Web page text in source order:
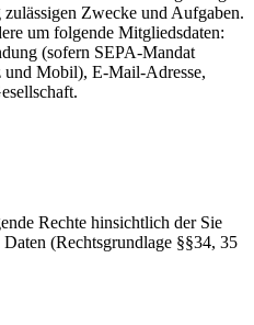
Zwecke und Aufgaben.
um folgende Mitgliedsdaten:
(sofern SEPA-Mandat
und Mobil), E-Mail-Adresse,
Rechte hinsichtlich der Sie
(Rechtsgrundlage §§34, 35